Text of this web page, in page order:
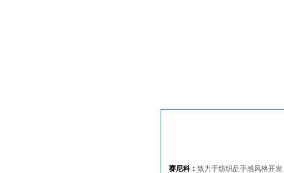
赛尼科： 致力于纺织品手感风格开